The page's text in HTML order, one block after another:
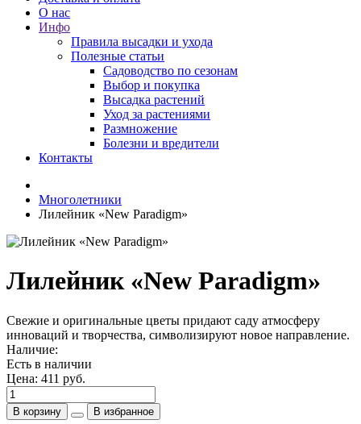
О нас
Инфо
Правила высадки и ухода
Полезные статьи
Садоводство по сезонам
Выбор и покупка
Высадка растений
Уход за растениями
Размножение
Болезни и вредители
Контакты
Многолетники
Лилейник «New Paradigm»
Лилейник «New Paradigm»
Свежие и оригинальные цветы придают саду атмосферу
инноваций и творчества, символизируют новое направление.
Наличие:
Есть в наличии
Цена: 411 руб.
В корзину В избранное